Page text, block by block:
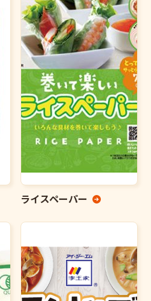
ライスペーパー